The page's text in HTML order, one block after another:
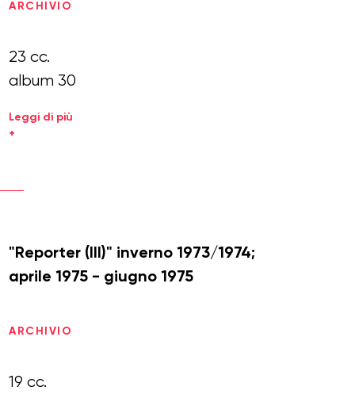
ARCHIVIO
23 cc.
album 30
Leggi di più
+
"Reporter (III)" inverno 1973/1974;
aprile 1975 - giugno 1975
ARCHIVIO
19 cc.